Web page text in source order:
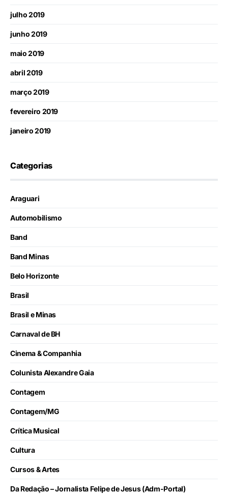
julho 2019
junho 2019
maio 2019
abril 2019
março 2019
fevereiro 2019
janeiro 2019
Categorias
Araguari
Automobilismo
Band
Band Minas
Belo Horizonte
Brasil
Brasil e Minas
Carnaval de BH
Cinema & Companhia
Colunista Alexandre Gaia
Contagem
Contagem/MG
Crítica Musical
Cultura
Cursos & Artes
Da Redação – Jornalista Felipe de Jesus (Adm-Portal)